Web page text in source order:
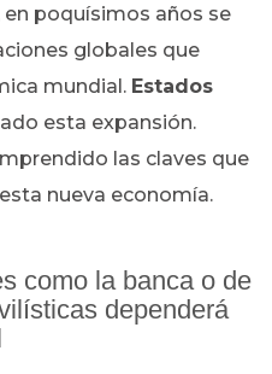
poquísimos años se
globales que
mundial. Estados
esta expansión.
las claves que
nueva economía.
como la banca o de
dependerá